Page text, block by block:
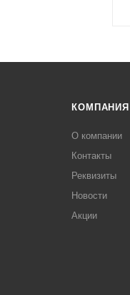
КОМПАНИЯ
О компании
Контакты
Реквизиты
Новости
Акции